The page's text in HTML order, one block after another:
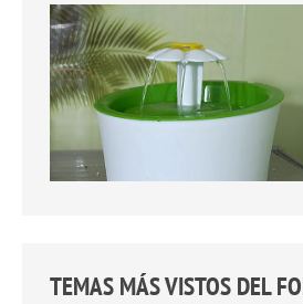
TEMAS MÁS VISTOS DEL